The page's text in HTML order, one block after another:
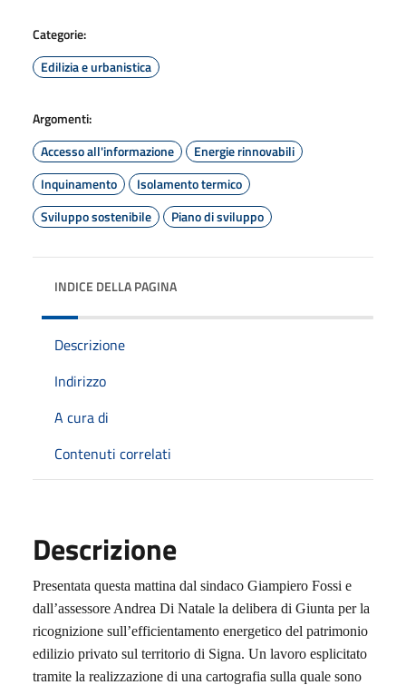
Categorie:
Edilizia e urbanistica
Argomenti:
Accesso all'informazione
Energie rinnovabili
Inquinamento
Isolamento termico
Sviluppo sostenibile
Piano di sviluppo
INDICE DELLA PAGINA
Descrizione
Indirizzo
A cura di
Contenuti correlati
Descrizione
Presentata questa mattina dal sindaco Giampiero Fossi e
dall’assessore Andrea Di Natale la delibera di Giunta per la
ricognizione sull’efficientamento energetico del patrimonio
edilizio privato sul territorio di Signa. Un lavoro esplicitato
tramite la realizzazione di una cartografia sulla quale sono